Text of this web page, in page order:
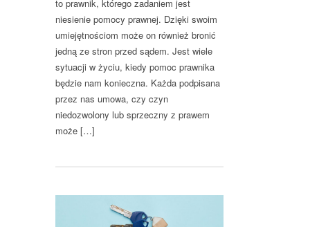
to prawnik, którego zadaniem jest
niesienie pomocy prawnej. Dzięki swoim
umiejętnościom może on również bronić
jedną ze stron przed sądem. Jest wiele
sytuacji w życiu, kiedy pomoc prawnika
będzie nam konieczna. Każda podpisana
przez nas umowa, czy czyn
niedozwolony lub sprzeczny z prawem
może […]